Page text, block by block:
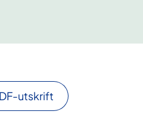
utskrift